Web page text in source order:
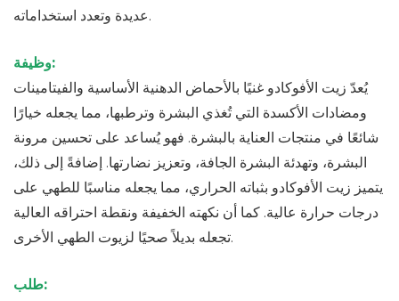
عديدة وتعدد استخداماته.
وظيفة:
يُعدّ زيت الأفوكادو غنيًا بالأحماض الدهنية الأساسية والفيتامينات
ومضادات الأكسدة التي تُغذي البشرة وترطبها، مما يجعله خيارًا
شائعًا في منتجات العناية بالبشرة. فهو يُساعد على تحسين مرونة
البشرة، وتهدئة البشرة الجافة، وتعزيز نضارتها. إضافةً إلى ذلك،
يتميز زيت الأفوكادو بثباته الحراري، مما يجعله مناسبًا للطهي على
درجات حرارة عالية. كما أن نكهته الخفيفة ونقطة احتراقه العالية
تجعله بديلاً صحيًا لزيوت الطهي الأخرى.
طلب: